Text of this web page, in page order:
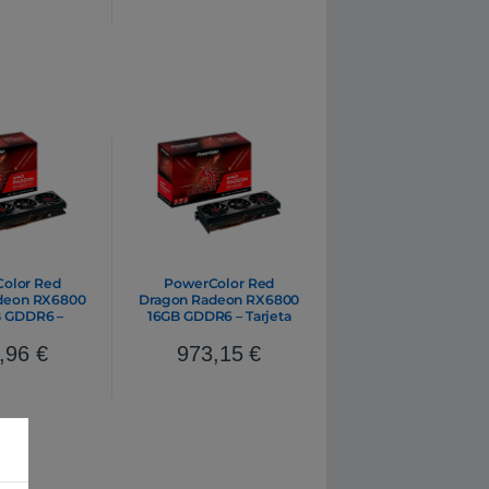
Red
RX6800
GDDR6 –
€
PowerColor Red
Dragon Radeon RX6800
16GB GDDR6 – Tarjeta
973,15€